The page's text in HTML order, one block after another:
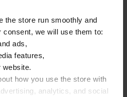
the store run smoothly and
we will use them to:
ads,
features,
website.
how you use the store with
analytics, and social
- Mikrobiologische
- Bestimmung des